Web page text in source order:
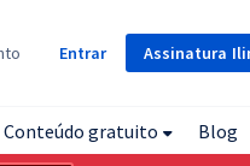
Assinatura
Entrar
Conteúdo gratuito Blog